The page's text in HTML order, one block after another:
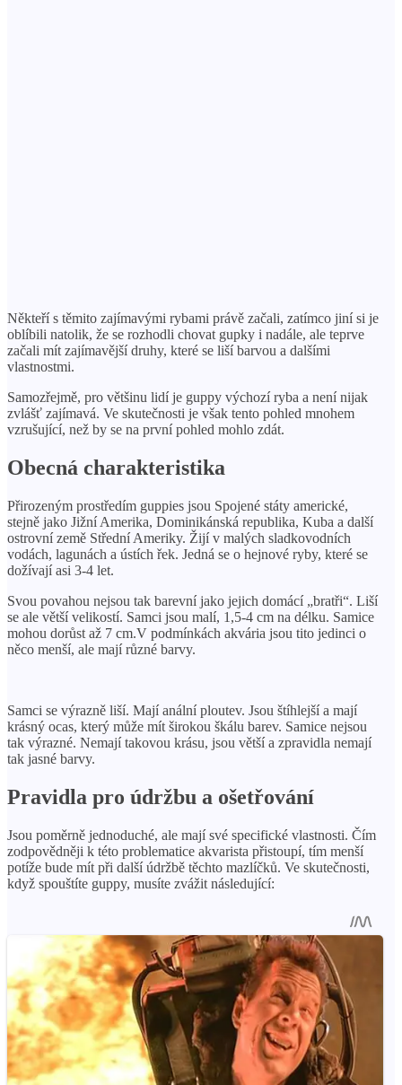
Někteří s těmito zajímavými rybami právě začali, zatímco jiní si je
oblíbili natolik, že se rozhodli chovat gupky i nadále, ale teprve
začali mít zajímavější druhy, které se liší barvou a dalšími
vlastnostmi.
Samozřejmě, pro většinu lidí je guppy výchozí ryba a není nijak
zvlášť zajímavá. Ve skutečnosti je však tento pohled mnohem
vzrušující, než by se na první pohled mohlo zdát.
Obecná charakteristika
Přirozeným prostředím guppies jsou Spojené státy americké,
stejně jako Jižní Amerika, Dominikánská republika, Kuba a další
ostrovní země Střední Ameriky. Žijí v malých sladkovodních
vodách, lagunách a ústích řek. Jedná se o hejnové ryby, které se
dožívají asi 3-4 let.
Svou povahou nejsou tak barevní jako jejich domácí „bratři“. Liší
se ale větší velikostí. Samci jsou malí, 1,5-4 cm na délku. Samice
mohou dorůst až 7 cm.V podmínkách akvária jsou tito jedinci o
něco menší, ale mají různé barvy.
Samci se výrazně liší. Mají anální ploutev. Jsou štíhlejší a mají
krásný ocas, který může mít širokou škálu barev. Samice nejsou
tak výrazné. Nemají takovou krásu, jsou větší a zpravidla nemají
tak jasné barvy.
Pravidla pro údržbu a ošetřování
Jsou poměrně jednoduché, ale mají své specifické vlastnosti. Čím
zodpovědněji k této problematice akvarista přistoupí, tím menší
potíže bude mít při další údržbě těchto mazlíčků. Ve skutečnosti,
když spouštíte guppy, musíte zvážit následující: